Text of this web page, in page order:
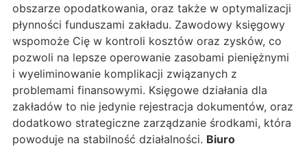
obszarze opodatkowania, oraz także w optymalizacji
płynności funduszami zakładu. Zawodowy księgowy
wspomoże Cię w kontroli kosztów oraz zysków, co
pozwoli na lepsze operowanie zasobami pieniężnymi
i wyeliminowanie komplikacji związanych z
problemami finansowymi. Księgowe działania dla
zakładów to nie jedynie rejestracja dokumentów, oraz
dodatkowo strategiczne zarządzanie środkami, która
powoduje na stabilność działalności. Biuro